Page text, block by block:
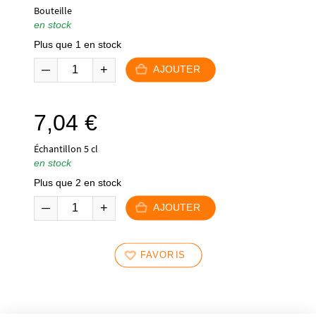
Bouteille
en stock
Plus que 1 en stock
AJOUTER
7,04 €
Échantillon 5 cl
en stock
Plus que 2 en stock
AJOUTER
FAVORIS